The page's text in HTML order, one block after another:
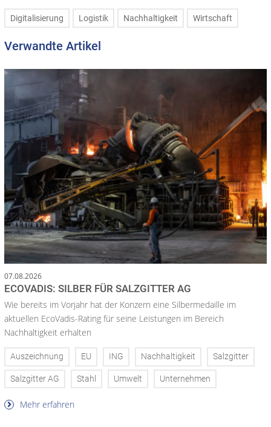
Digitalisierung Logistik Nachhaltigkeit Wirtschaft
Verwandte Artikel
07.08.2026
ECOVADIS: SILBER FÜR SALZGITTER AG
Wie bereits im Vorjahr hat der Konzern eine Silbermedaille im
aktuellen EcoVadis-Rating für seine Leistungen im Bereich
Nachhaltigkeit erhalten
Auszeichnung EU ING Nachhaltigkeit Salzgitter
Salzgitter AG Stahl Umwelt Unternehmen
Mehr erfahren